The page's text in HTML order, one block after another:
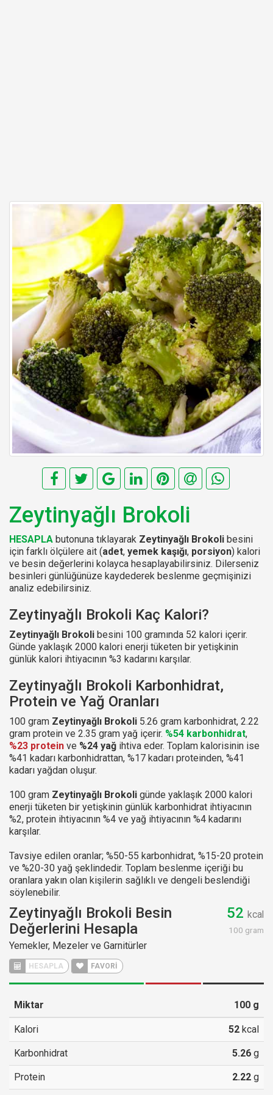
Zeytinyağlı Brokoli
HESAPLA butonuna tıklayarak Zeytinyağlı Brokoli besini
için farklı ölçülere ait (adet, yemek kaşığı, porsiyon) kalori
ve besin değerlerini kolayca hesaplayabilirsiniz. Dilerseniz
besinleri günlüğünüze kaydederek beslenme geçmişinizi
analiz edebilirsiniz.
Zeytinyağlı Brokoli Kaç Kalori?
Zeytinyağlı Brokoli besini 100 gramında 52 kalori içerir.
Günde yaklaşık 2000 kalori enerji tüketen bir yetişkinin
günlük kalori ihtiyacının %3 kadarını karşılar.
Zeytinyağlı Brokoli Karbonhidrat,
Protein ve Yağ Oranları
100 gram Zeytinyağlı Brokoli 5.26 gram karbonhidrat, 2.22
gram protein ve 2.35 gram yağ içerir. %54 karbonhidrat,
%23 protein ve %24 yağ ihtiva eder. Toplam kalorisinin ise
%41 kadarı karbonhidrattan, %17 kadarı proteinden, %41
kadarı yağdan oluşur.
100 gram Zeytinyağlı Brokoli günde yaklaşık 2000 kalori
enerji tüketen bir yetişkinin günlük karbonhidrat ihtiyacının
%2, protein ihtiyacının %4 ve yağ ihtiyacının %4 kadarını
karşılar.
Tavsiye edilen oranlar; %50-55 karbonhidrat, %15-20 protein
ve %20-30 yağ şeklindedir. Toplam beslenme içeriği bu
oranlara yakın olan kişilerin sağlıklı ve dengeli beslendiği
söylenebilir.
Zeytinyağlı Brokoli Besin
Değerlerini Hesapla
Yemekler, Mezeler ve Garnitürler
FAVORİ
52 kcal
100 gram
Miktar 100 g
Kalori 52 kcal
Karbonhidrat 5.26 g
Protein 2.22 g